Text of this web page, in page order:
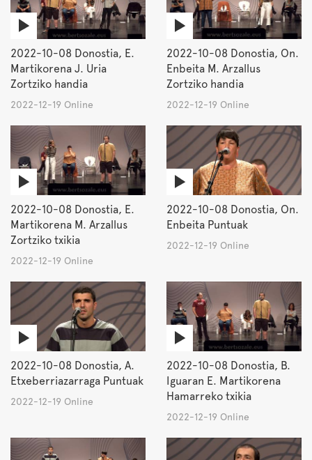
2022-10-08 Donostia, E.
Martikorena J. Uria
Zortziko handia
2022-12-19 Online
2022-10-08 Donostia, On.
Enbeita M. Arzallus
Zortziko handia
2022-12-19 Online
2022-10-08 Donostia, E.
Martikorena M. Arzallus
Zortziko txikia
2022-12-19 Online
2022-10-08 Donostia, On.
Enbeita Puntuak
2022-12-19 Online
2022-10-08 Donostia, A.
Etxeberriazarraga Puntuak
2022-12-19 Online
2022-10-08 Donostia, B.
Iguaran E. Martikorena
Hamarreko txikia
2022-12-19 Online